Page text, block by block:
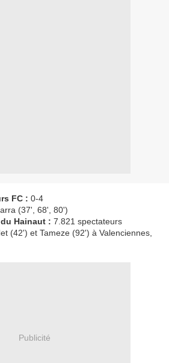
FC : 0-4
(37', 68', 80')
Hainaut : 7.821 spectateurs
(42') et Tameze (92') à Valenciennes,
Publicité